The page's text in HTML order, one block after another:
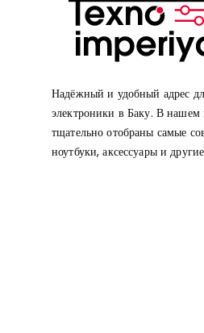
Надёжный и удобный адрес
электроники в Баку. В нашем
тщательно отобраны самые
ноутбуки, аксессуары и